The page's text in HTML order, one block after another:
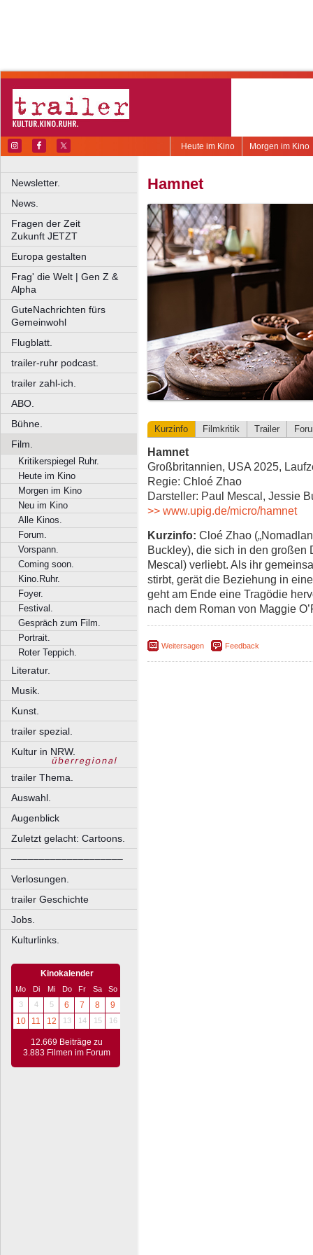
Morgen im Kino
Heute im Kino
Newsletter.
News.
Fragen der Zeit
Zukunft JETZT
Europa gestalten
Frag' die Welt | Gen Z &
Alpha
GuteNachrichten fürs
Gemeinwohl
Flugblatt.
trailer-ruhr podcast.
trailer zahl-ich.
ABO.
Bühne.
Film.
Kritikerspiegel Ruhr.
Heute im Kino
Morgen im Kino
Neu im Kino
Alle Kinos.
Forum.
Vorspann.
Coming soon.
Kino.Ruhr.
Foyer.
Festival.
Gespräch zum Film.
Portrait.
Roter Teppich.
Literatur.
Musik.
Kunst.
trailer spezial.
Kultur in NRW.
trailer Thema.
Auswahl.
Augenblick
Zuletzt gelacht: Cartoons.
––––––––––––––––––––
Verlosungen.
trailer Geschichte
Jobs.
Kulturlinks.
Kinokalender
Mo Di Mi Do Fr Sa
So
3
4 5 6 7 8
9
10
11 12 13 14 15 16
12.669 Beiträge zu
3.883 Filmen im Forum
Hamnet
Kurzinfo Filmkritik Trailer
Hamnet
Großbritannien, USA 2025,
Regie: Chloé Zhao
Darsteller: Paul Mescal, Jessie
>> www.upig.de/micro/hamnet
Kurzinfo: Cloé Zhao
Buckley), die sich in den großen
Mescal) verliebt. Als ihr
stirbt, gerät die Beziehung in
geht am Ende eine Tragödie
nach dem Roman von Maggie
Weitersagen Feedback